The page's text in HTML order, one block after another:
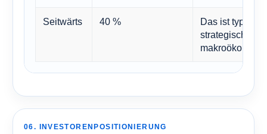
Seitwärts 40 %
Das ist typisch
strategische
06. INVESTORENPOSITIONIERUNG